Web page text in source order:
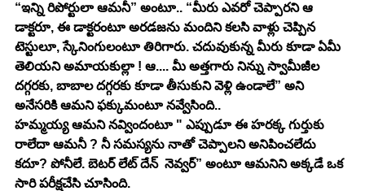
“ఇన్ని రిపోర్టులా ఆమనీ” అంటూ.. “మీరు ఎవరో చెప్పారని ఆ
డాక్టరూ, ఈ డాక్టరంటూ అరడజను మందిని కలసి వాళ్లు చెప్పిన
టెస్టులూ, స్కేనింగులంటూ తిరిగారు. చదువుకున్న మీరు కూడా ఏమీ
తెలియని అమాయకుల్లా ! ఆ.... మీ అత్తగారు నిన్ను స్వామీజీల
దగ్గరకు, బాబాల దగ్గరకు కూడా తీసుకుని వెళ్లి ఉండాలే” అని
అనేసరికి ఆమని ఫక్కుమంటూ నవ్వేసింది..
హమ్మయ్య ఆమని నవ్విందంటూ " ఎప్పుడూ ఈ హరక్క గుర్తుకు
రాలేదా ఆమనీ ? నీ సమస్యను నాతో చెప్పాలని అనిపించలేదు
కదూ? పోనీలే. బెటర్ లేట్ దేన్  నెవ్వర్” అంటూ ఆమనిని అక్కడే ఒక
సారి పరీక్షచేసి చూసింది.